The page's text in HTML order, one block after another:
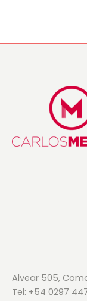
Alvear 505,
Tel: +54 0297